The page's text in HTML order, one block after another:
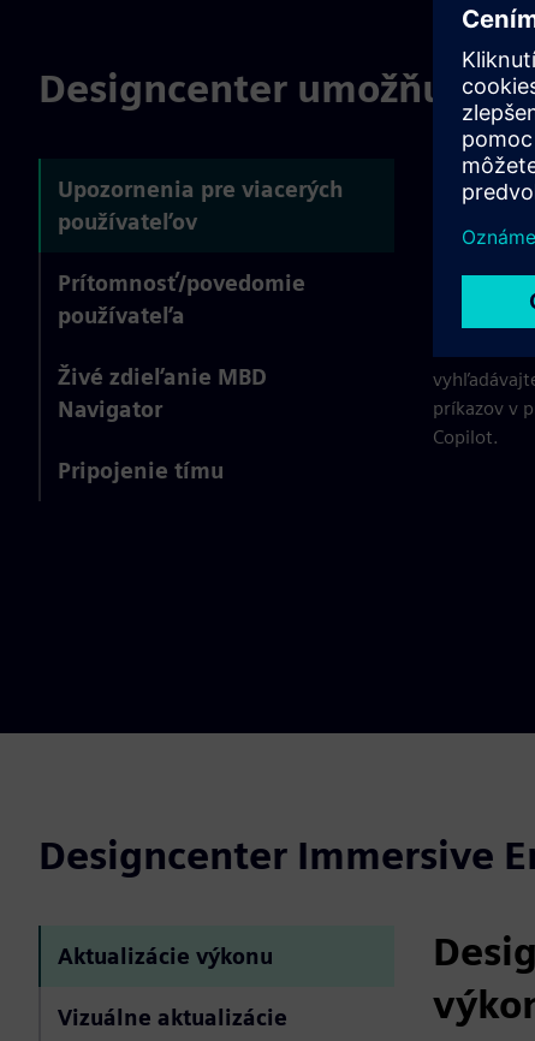
Designcenter umožňuje
Upozornenia pre viacerých
používateľov
Prítomnosť/povedomie
používateľa
Živé zdieľanie MBD
Navigator
Pripojenie tímu
Získajte
príkazov v
Copilot.
Designcenter Immersive
Aktualizácie výkonu
Vizuálne aktualizácie